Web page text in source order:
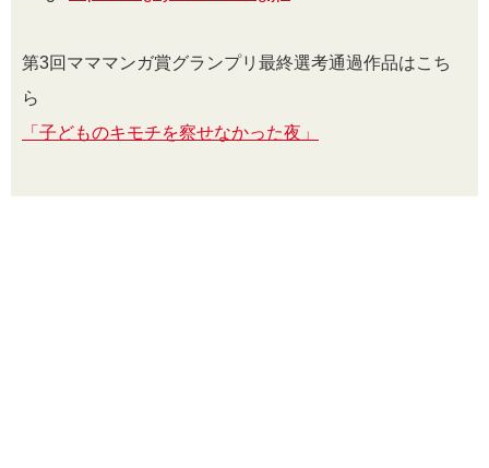
第3回マママンガ賞グランプリ最終選考通過作品はこち
ら
「子どものキモチを察せなかった夜」